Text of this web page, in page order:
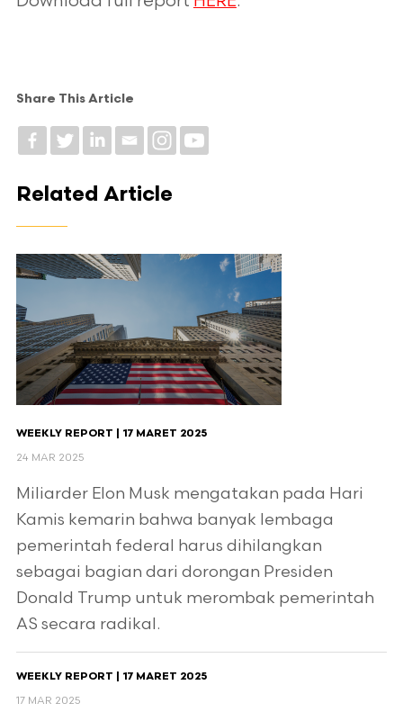
Share This Article
Related Article
WEEKLY REPORT | 17 MARET 2025
24 MAR 2025
Miliarder Elon Musk mengatakan pada Hari
Kamis kemarin bahwa banyak lembaga
pemerintah federal harus dihilangkan
sebagai bagian dari dorongan Presiden
Donald Trump untuk merombak pemerintah
AS secara radikal.
WEEKLY REPORT | 17 MARET 2025
17 MAR 2025